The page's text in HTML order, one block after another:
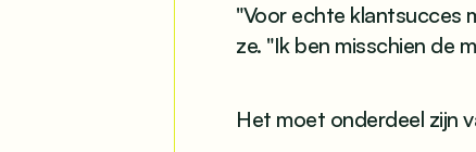
"Voor echte klantsucces
ze. "Ik ben misschien de
Het moet onderdeel zijn